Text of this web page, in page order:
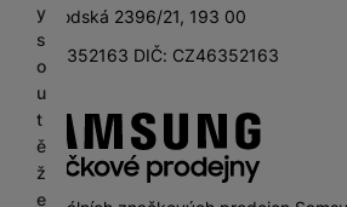
y
s
o
u
t
ě
ž
e
Náchodská 2396/21, 193 00
IČ: 46352163 DIČ: CZ46352163